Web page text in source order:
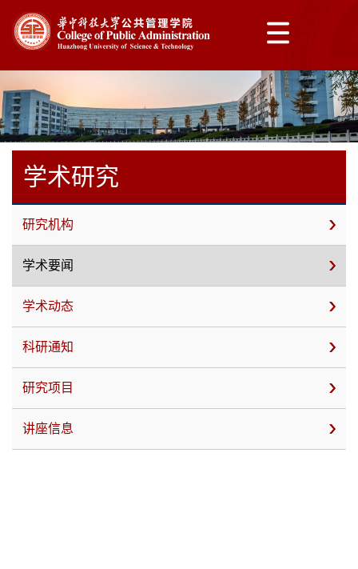
学术研究
研究机构
学术要闻
学术动态
科研通知
研究项目
讲座信息